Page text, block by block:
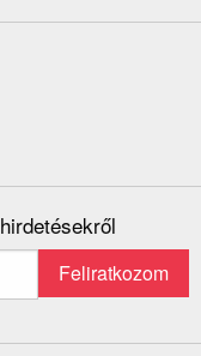
hirdetésekről